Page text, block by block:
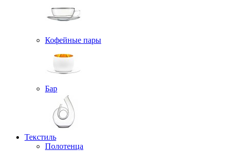
Кофейные пары
Бар
Текстиль
Полотенца